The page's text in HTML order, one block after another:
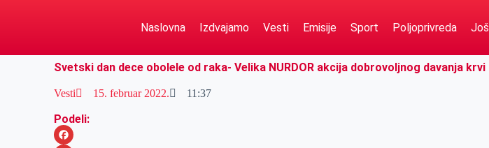
Naslovna Izdvajamo Vesti Emisije Sport Poljoprivreda Još
Svetski dan dece obolele od raka- Velika NURDOR akcija dobrovoljnog davanja krvi
Vesti 15. februar 2022. 11:37
Podeli: